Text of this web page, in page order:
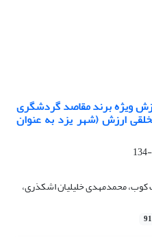
ویژه برند مقاصد گردشگری
شهری با توجه به نقش رفتار هم‎خلقی ارزش (شهر یزد به عنوان
کوب، محمدمهدی خلیلیان اشکذری،